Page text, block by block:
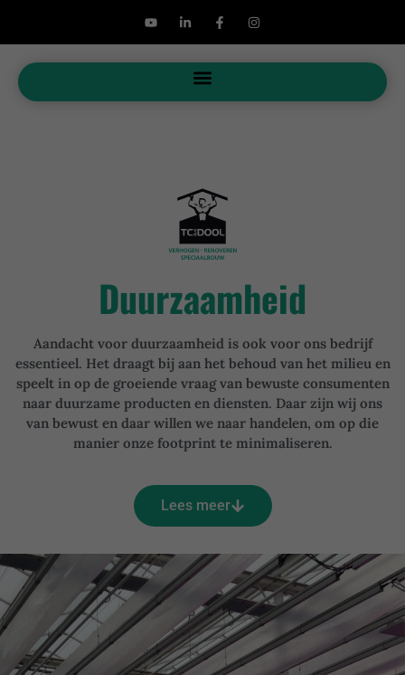
Duurzaamheid
Aandacht voor duurzaamheid is ook voor ons bedrijf
essentieel. Het draagt bij aan het behoud van het milieu en
speelt in op de groeiende vraag van bewuste consumenten
naar duurzame producten en diensten. Daar zijn wij ons
van bewust en daar willen we naar handelen, om op die
manier onze footprint te minimaliseren.
Lees meer